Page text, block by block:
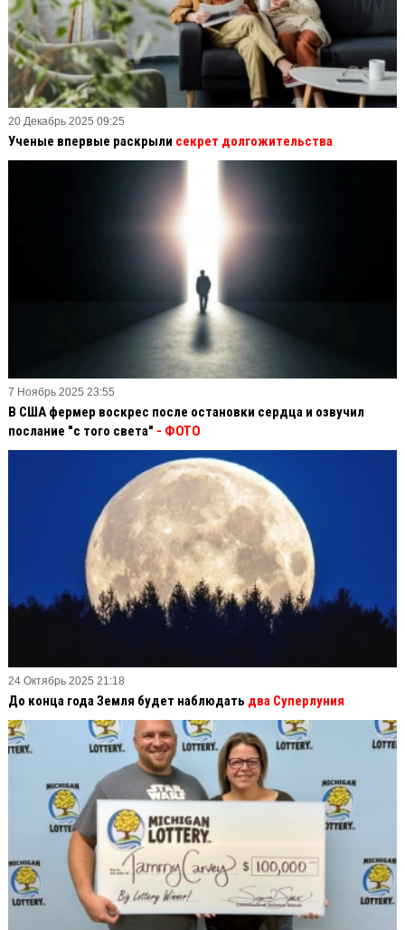
20 Декабрь 2025 09:25
Ученые впервые раскрыли секрет долгожительства
7 Ноябрь 2025 23:55
В США фермер воскрес после остановки сердца и озвучил
послание "с того света" - ФОТО
24 Октябрь 2025 21:18
До конца года Земля будет наблюдать два Суперлуния